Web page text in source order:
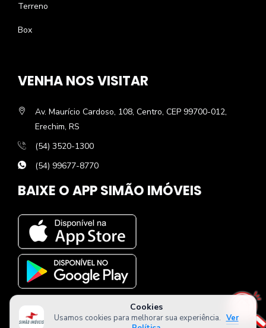
Cookies
Usamos cookies para melhorar sua experiência. Ver
Terreno
Box
VENHA NOS VISITAR
Av. Maurício Cardoso, 108, Centro, CEP 99700-012,
Erechim, RS
(54) 3520-1300
(54) 99677-8770
BAIXE O APP SIMÃO IMÓVEIS